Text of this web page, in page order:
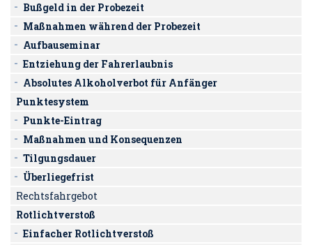
Bußgeld in der Probezeit
Maßnahmen während der Probezeit
Aufbauseminar
Entziehung der Fahrerlaubnis
Absolutes Alkoholverbot für Anfänger
Punktesystem
Punkte-Eintrag
Maßnahmen und Konsequenzen
Tilgungsdauer
Überliegefrist
Rechtsfahrgebot
Rotlichtverstoß
Einfacher Rotlichtverstoß